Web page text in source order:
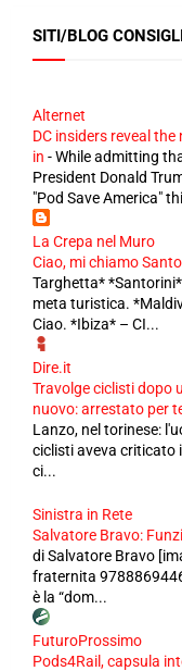
SITI/BLOG
Alternet
DC insiders reveal
in -While admitting
President Donald
"Pod Save America"
La Crepa nel Muro
Ciao, mi chiamo
Targhetta*
meta turistica.
Ciao. *Ibiza* – CI...
Dire.it
Travolge ciclisti dopo
nuovo: arrestato per
Lanzo, nel torinese:
ciclisti aveva criticato
ci...
Sinistra in Rete
Salvatore Bravo:
di Salvatore Bravo
fraternita
è la “dom...
FuturoProssimo
Pods4Rail, capsula